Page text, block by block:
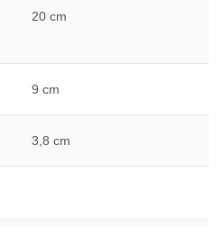
20 cm
9 cm
3,8 cm